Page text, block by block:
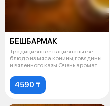
БЕШБАРМАК
Традиционное национальное
блюдо из мяса конины,говядины
и вяленного казы.Очень ароматно
4590 ₸